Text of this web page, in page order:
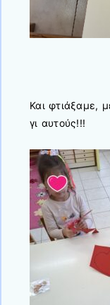
Και φτιάξαμε,
γι αυτούς!!!